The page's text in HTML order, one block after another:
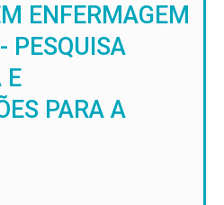
ENFERMAGEM
PESQUISA
E
PARA A